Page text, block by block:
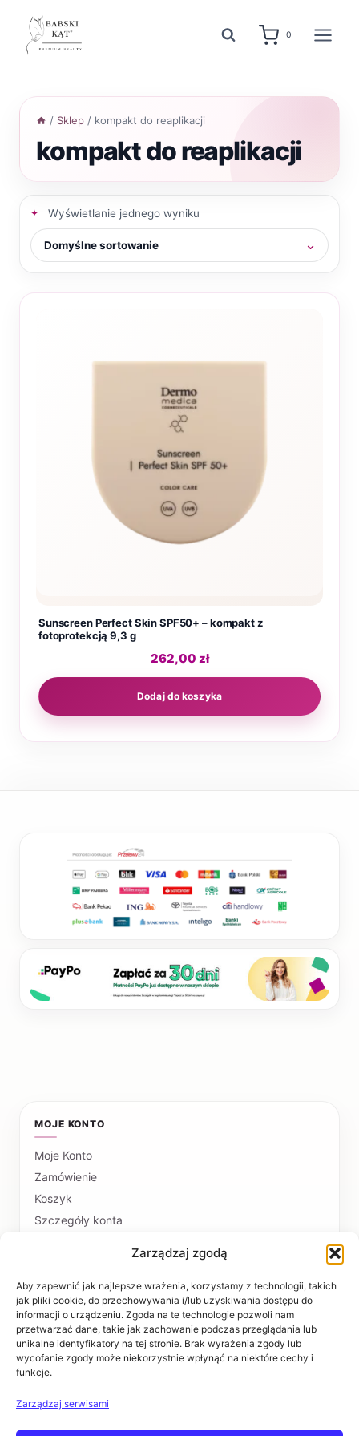
Zarządzaj zgodą
Aby zapewnić jak najlepsze wrażenia, korzystamy z technologii, takich
jak pliki cookie, do przechowywania i/lub uzyskiwania dostępu do
informacji o urządzeniu. Zgoda na te technologie pozwoli nam
przetwarzać dane, takie jak zachowanie podczas przeglądania lub
unikalne identyfikatory na tej stronie. Brak wyrażenia zgody lub
wycofanie zgody może niekorzystnie wpłynąć na niektóre cechy i
funkcje.
Zarządzaj serwisami
treści
0
/ Sklep / kompakt do reaplikacji
kompakt do reaplikacji
Wyświetlanie jednego wyniku
Sunscreen Perfect Skin SPF50+ – kompakt z
fotoprotekcją 9,3 g
262,00 zł
Dodaj do koszyka
MOJE KONTO
Moje Konto
Zamówienie
Koszyk
Szczegóły konta
PŁATNOŚCI I DOSTAWA
Formy płatności
Czas realizacji i koszty dostawy
INFORMACJE
Regulaminy